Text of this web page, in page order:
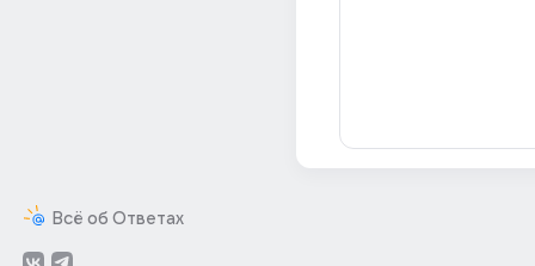
Всё об Ответах